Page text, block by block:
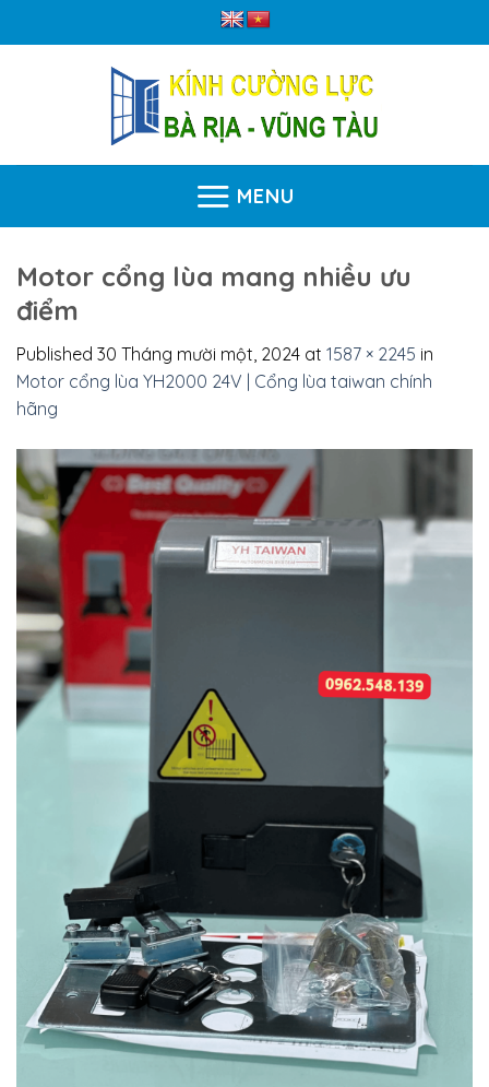
to
MENU
Motor cổng lùa mang nhiều ưu
điểm
Published 30 Tháng mười một, 2024 at 1587 × 2245 in
Motor cổng lùa YH2000 24V | Cổng lùa taiwan chính
hãng